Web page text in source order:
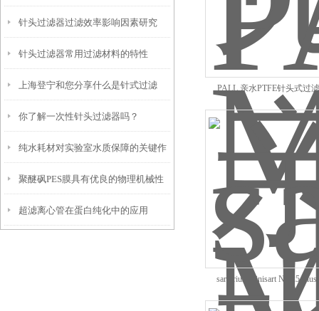
针头过滤器过滤效率影响因素研究
针头过滤器常用过滤材料的特性
上海登宁和您分享什么是针式过滤
器？
你了解一次性针头过滤器吗？
纯水耗材对实验室水质保障的关键作
用
聚醚砜PES膜具有优良的物理机械性
能
超滤离心管在蛋白纯化中的应用
PALL 亲水PTFE针头式过
0.45UM
sartorius Minisart NY25